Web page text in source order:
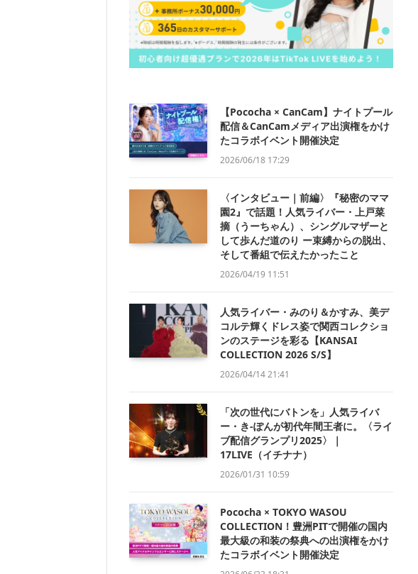
【Pococha × CanCam】ナイトプール
配信＆CanCamメディア出演権をかけ
たコラボイベント開催決定
2026/06/18 17:29
〈インタビュー｜前編〉『秘密のママ
園2』で話題！人気ライバー・上戸菜
摘（うーちゃん）、シングルマザーと
して歩んだ道のり ー束縛からの脱出、
そして番組で伝えたかったこと
2026/04/19 11:51
人気ライバー・みのり＆かすみ、美デ
コルテ輝くドレス姿で関西コレクショ
ンのステージを彩る【KANSAI
COLLECTION 2026 S/S】
2026/04/14 21:41
「次の世代にバトンを」人気ライバ
ー・き-ぽんが初代年間王者に。〈ライ
ブ配信グランプリ2025〉｜
17LIVE（イチナナ）
2026/01/31 10:59
Pococha × TOKYO WASOU
COLLECTION！豊洲PITで開催の国内
最大級の和装の祭典への出演権をかけ
たコラボイベント開催決定